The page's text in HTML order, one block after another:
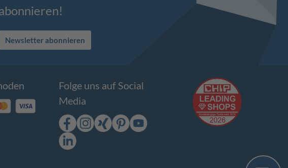
Newsletter abonnieren
Folge uns auf Social
Media